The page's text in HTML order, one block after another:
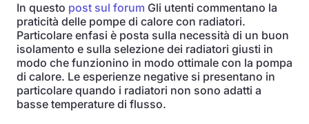
In questo post sul forum Gli utenti commentano la
praticità delle pompe di calore con radiatori.
Particolare enfasi è posta sulla necessità di un buon
isolamento e sulla selezione dei radiatori giusti in
modo che funzionino in modo ottimale con la pompa
di calore. Le esperienze negative si presentano in
particolare quando i radiatori non sono adatti a
basse temperature di flusso.